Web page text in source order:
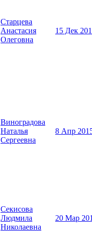
Старцева
Анастасия
Олеговна
15 Дек
Виноградова
Наталья
Сергеевна
8 Апр
Секисова
Людмила
Николаевна
20 Мар